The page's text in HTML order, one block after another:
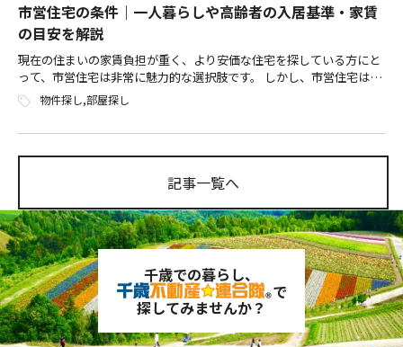
市営住宅の条件｜一人暮らしや高齢者の入居基準・家賃
の目安を解説
現在の住まいの家賃負担が重く、より安価な住宅を探している方にと
って、市営住宅は非常に魅力的な選択肢です。 しかし、市営住宅は誰
でも自由に入居できるわけではありません。申し込みには一定の基準
をクリアする必要があります。 こ […]
物件探し,部屋探し
記事一覧へ
千歳での暮らし、
で
探してみませんか？